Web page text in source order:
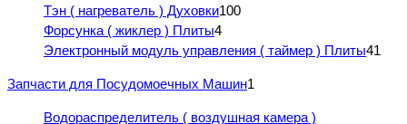
Тэн ( нагреватель ) Духовки100
Форсунка ( жиклер ) Плиты4
Электронный модуль управления ( таймер ) Плиты41
Запчасти для Посудомоечных Машин1
Водораспределитель ( воздушная камера )